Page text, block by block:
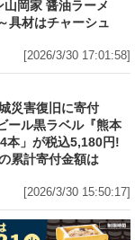
岡家 醤油ラーメ
具材はチャーシュ
[2026/3/30 17:01:58]
災害復旧に寄付
ール黒ラベル『熊本
本」が税込5,180円!
累計寄付金額は
[2026/3/30 15:50:17]